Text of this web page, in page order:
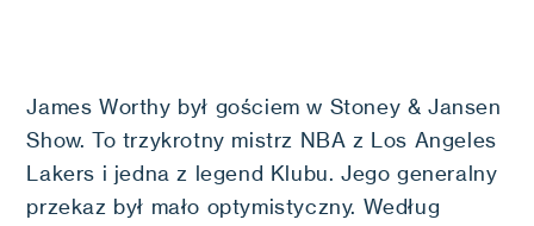
James Worthy był gościem w Stoney & Jansen
Show. To trzykrotny mistrz NBA z Los Angeles
Lakers i jedna z legend Klubu. Jego generalny
przekaz był mało optymistyczny. Według